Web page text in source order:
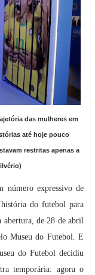
das mulheres em
até hoje pouco
restritas apenas a
número expressivo de
do futebol para
abertura, de 28 de abril
Museu do Futebol. E
do Futebol decidiu
temporária: agora o